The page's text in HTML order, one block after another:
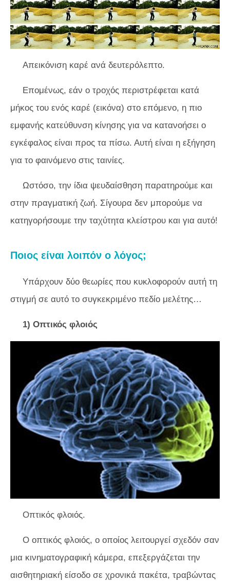
Απεικόνιση καρέ ανά δευτερόλεπτο.
Επομένως, εάν ο τροχός περιστρέφεται κατά
μήκος του ενός καρέ (εικόνα) στο επόμενο, η πιο
εμφανής κατεύθυνση κίνησης για να κατανοήσει ο
εγκέφαλος είναι προς τα πίσω. Αυτή είναι η εξήγηση
για το φαινόμενο στις ταινίες.
Ωστόσο, την ίδια ψευδαίσθηση παρατηρούμε και
στην πραγματική ζωή. Σίγουρα δεν μπορούμε να
κατηγορήσουμε την ταχύτητα κλείστρου και για αυτό!
Ποιος είναι λοιπόν ο λόγος;
Υπάρχουν δύο θεωρίες που κυκλοφορούν αυτή τη
στιγμή σε αυτό το συγκεκριμένο πεδίο μελέτης…
1) Οπτικός φλοιός
Οπτικός φλοιός.
Ο οπτικός φλοιός, ο οποίος λειτουργεί σχεδόν σαν
μια κινηματογραφική κάμερα, επεξεργάζεται την
αισθητηριακή είσοδο σε χρονικά πακέτα, τραβώντας